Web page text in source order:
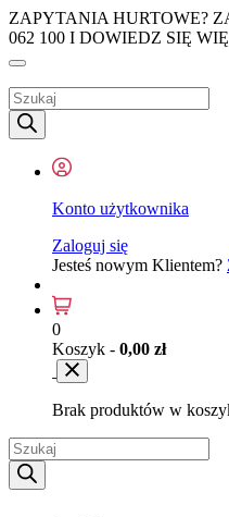
ZAPYTANIA HURTOWE?
062 100 I DOWIEDZ SIĘ
Wyszukiwarka
produktów
Konto użytkownika
Zaloguj się
Jesteś nowym Klientem?
0
Koszyk - 0,00 zł
Brak produktów w
Wyszukiwarka
produktów